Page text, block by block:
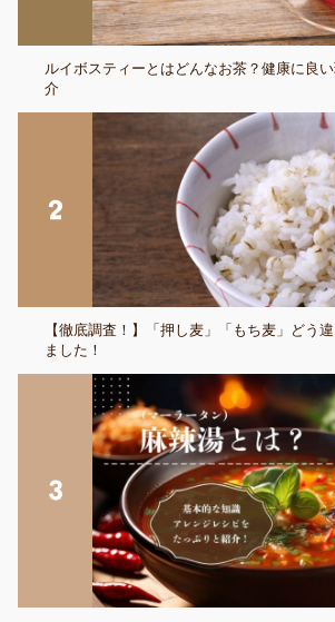
ルイボスティーとはどんなお茶？健康に良
介
【徹底調査！】「押し麦」「もち麦」どう
ました！